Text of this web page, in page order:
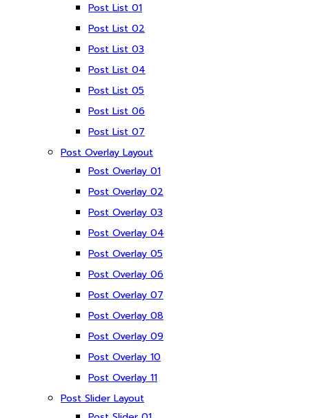
Post List 01
Post List 02
Post List 03
Post List 04
Post List 05
Post List 06
Post List 07
Post Overlay Layout
Post Overlay 01
Post Overlay 02
Post Overlay 03
Post Overlay 04
Post Overlay 05
Post Overlay 06
Post Overlay 07
Post Overlay 08
Post Overlay 09
Post Overlay 10
Post Overlay 11
Post Slider Layout